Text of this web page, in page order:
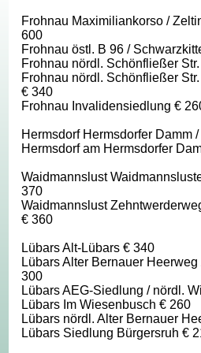
Frohnau Maximiliankorso /
600
Frohnau östl. B 96 /
Frohnau nördl. Schönfließer
Frohnau nördl. Schönfließer
€ 340
Frohnau Invalidensiedlung €
Hermsdorf Hermsdorfer Damm
Hermsdorf am Hermsdorfer
Waidmannslust
370
Waidmannslust
€ 360
Lübars Alt-Lübars € 340
Lübars Alter Bernauer
300
Lübars AEG-Siedlung / nördl.
Lübars Im Wiesenbusch € 260
Lübars nördl. Alter Bernauer
Lübars Siedlung Bürgersruh €